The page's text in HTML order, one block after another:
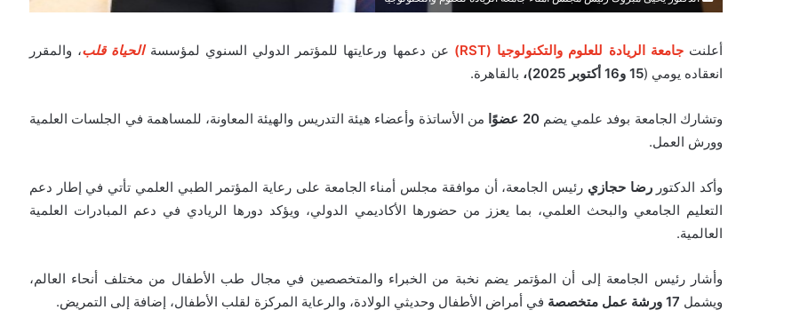
أعلنتجامعة الريادة للعلوم والتكنولوجيا (RST) عن دعمها ورعايتها للمؤتمر الدولي السنوي لمؤسسةالحياة قلب، والمقرر
انعقاده يومي (15 و16 أكتوبر 2025)، بالقاهرة.
وتشارك الجامعة بوفد علمي يضم20 عضوًا
من الأساتذة وأعضاء هيئة التدريس والهيئة المعاونة، للمساهمة في الجلسات العلمية
وورش العمل.
وأكد الدكتوررضا حجازي رئيس الجامعة، أن موافقة مجلس أمناء الجامعة على رعاية المؤتمر الطبي العلمي تأتي في إطار دعم
التعليم الجامعي والبحث العلمي، بما يعزز من حضورها الأكاديمي الدولي، ويؤكد دورها الريادي في دعم المبادرات العلمية
العالمية.
وأشار رئيس الجامعة إلى أن المؤتمر يضم نخبة من الخبراء والمتخصصين في مجال طب الأطفال من مختلف أنحاء العالم،
ويشمل 17 ورشة عمل متخصصة في أمراض الأطفال وحديثي الولادة، والرعاية المركزة لقلب الأطفال، إضافة إلى التمريض.